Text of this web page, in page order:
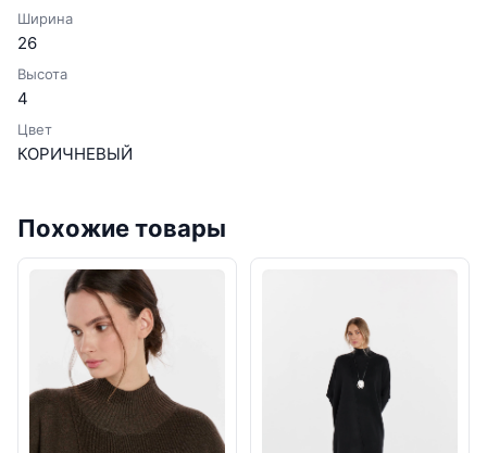
Ширина
26
Высота
4
Цвет
КОРИЧНЕВЫЙ
Похожие товары